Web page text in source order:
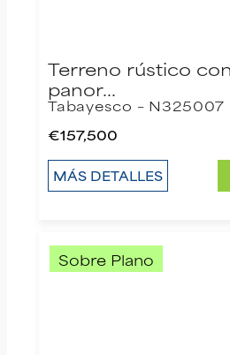
Terreno rústico
panor…
Tabayesco – N325007
€157,500
MÁS DETALLES
Sobre Plano